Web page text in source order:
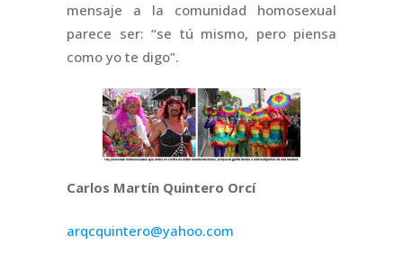
mensaje a la comunidad homosexual
parece ser: “se tú mismo, pero piensa
como yo te digo”.
Carlos Martín Quintero Orcí
arqcquintero@yahoo.com